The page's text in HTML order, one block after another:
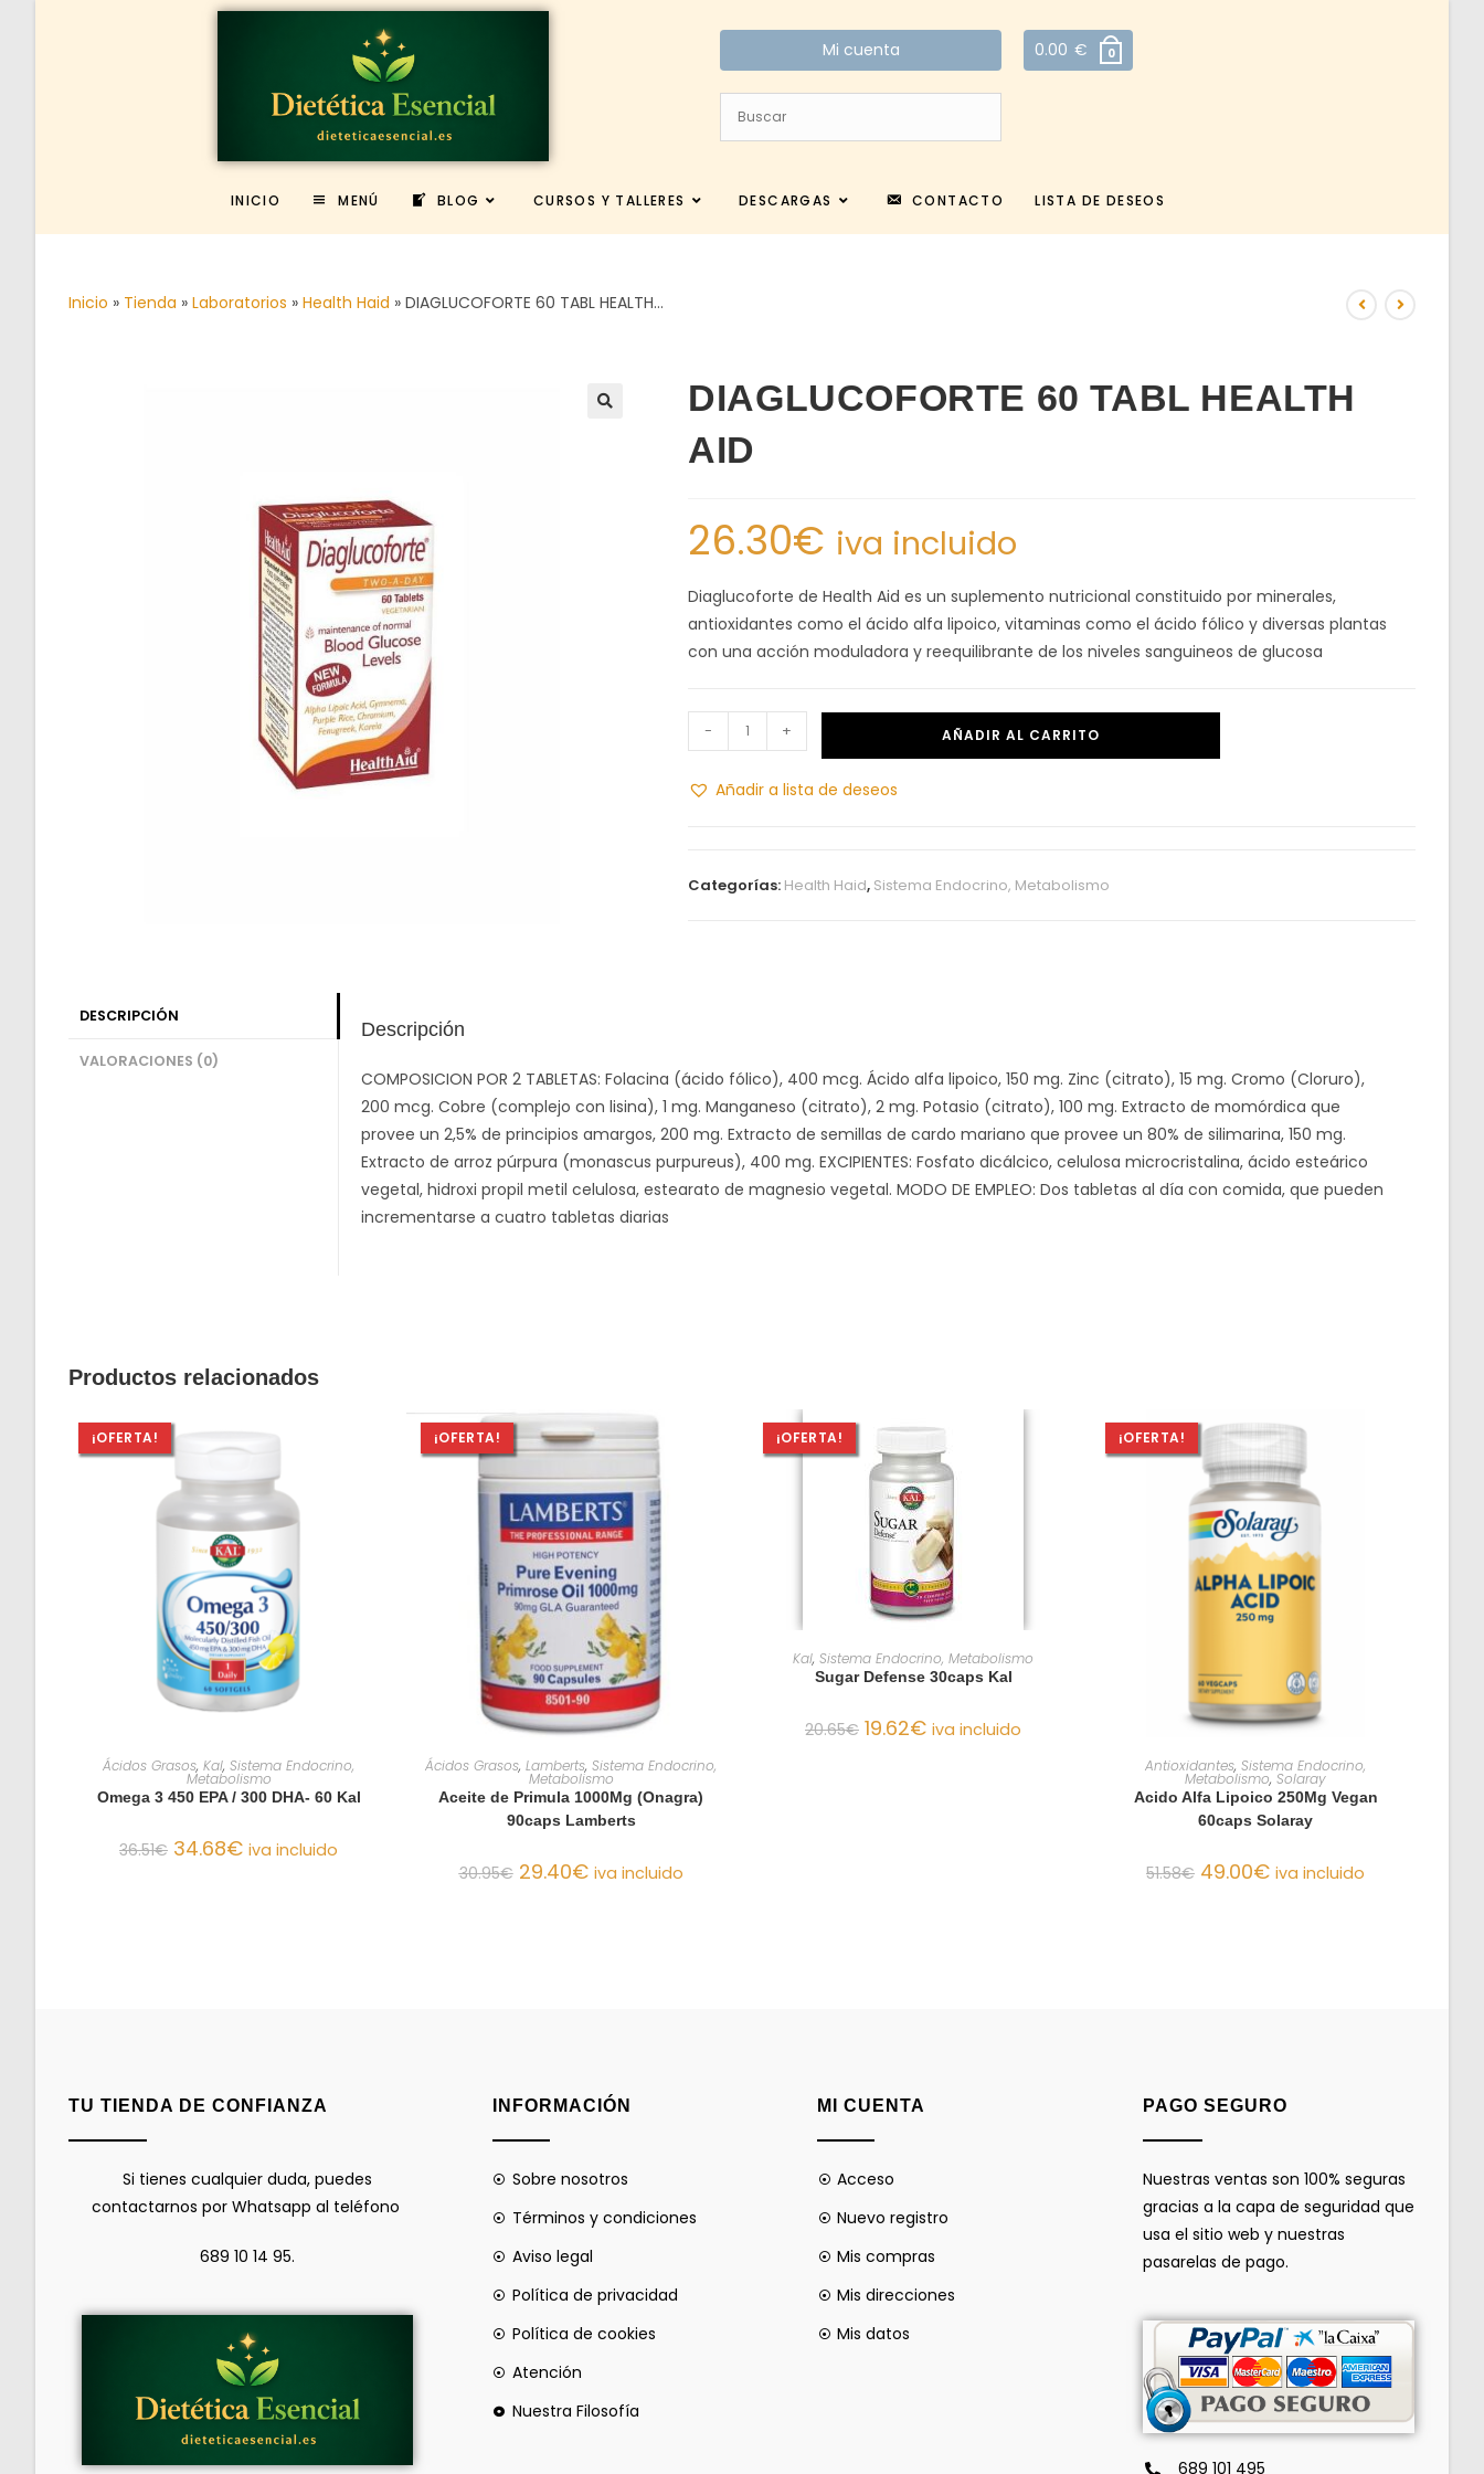
Mi cuenta 0.00 € 0
INICIO MENÚ BLOG CURSOS Y TALLERES DESCARGAS CONTACTO LISTA DE DESEOS
Inicio » Tienda » Laboratorios » Health Haid » DIAGLUCOFORTE 60 TABL HEALTH…
DIAGLUCOFORTE 60 TABL HEALTH
AID
26.30€ iva incluido
Diaglucoforte de Health Aid es un suplemento nutricional constituido por minerales,
antioxidantes como el ácido alfa lipoico, vitaminas como el ácido fólico y diversas plantas
con una acción moduladora y reequilibrante de los niveles sanguineos de glucosa
- + AÑADIR AL CARRITO
Añadir a lista de deseos
Categorías: Health Haid, Sistema Endocrino, Metabolismo
DESCRIPCIÓN
VALORACIONES (0)
Descripción
COMPOSICION POR 2 TABLETAS: Folacina (ácido fólico), 400 mcg. Ácido alfa lipoico, 150 mg. Zinc (citrato), 15 mg. Cromo (Cloruro),
200 mcg. Cobre (complejo con lisina), 1 mg. Manganeso (citrato), 2 mg. Potasio (citrato), 100 mg. Extracto de momórdica que
provee un 2,5% de principios amargos, 200 mg. Extracto de semillas de cardo mariano que provee un 80% de silimarina, 150 mg.
Extracto de arroz púrpura (monascus purpureus), 400 mg. EXCIPIENTES: Fosfato dicálcico, celulosa microcristalina, ácido esteárico
vegetal, hidroxi propil metil celulosa, estearato de magnesio vegetal. MODO DE EMPLEO: Dos tabletas al día con comida, que pueden
incrementarse a cuatro tabletas diarias
Productos relacionados
¡OFERTA!
AÑADIR AL CARRITO
Ácidos Grasos, Kal, Sistema Endocrino,
Metabolismo
Omega 3 450 EPA / 300 DHA- 60 Kal
36.51€ 34.68€ iva incluido
¡OFERTA!
AÑADIR AL CARRITO
Ácidos Grasos, Lamberts, Sistema Endocrino,
Metabolismo
Aceite de Primula 1000Mg (Onagra)
90caps Lamberts
30.95€ 29.40€ iva incluido
¡OFERTA!
AÑADIR AL CARRITO
Kal, Sistema Endocrino, Metabolismo
Sugar Defense 30caps Kal
20.65€ 19.62€ iva incluido
¡OFERTA!
AÑADIR AL CARRITO
Antioxidantes, Sistema Endocrino,
Metabolismo, Solaray
Acido Alfa Lipoico 250Mg Vegan
60caps Solaray
51.58€ 49.00€ iva incluido
TU TIENDA DE CONFIANZA
Si tienes cualquier duda, puedes
contactarnos por Whatsapp al teléfono
689 10 14 95.
INFORMACIÓN
Sobre nosotros
Términos y condiciones
Aviso legal
Política de privacidad
Política de cookies
Atención
Nuestra Filosofía
MI CUENTA
Acceso
Nuevo registro
Mis compras
Mis direcciones
Mis datos
PAGO SEGURO
Nuestras ventas son 100% seguras
gracias a la capa de seguridad que
usa el sitio web y nuestras
pasarelas de pago.
689 101 495